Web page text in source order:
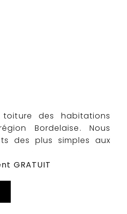
des habitations
Bordelaise. Nous
des plus simples aux
GRATUIT